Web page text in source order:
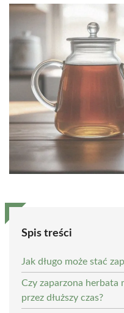
Spis treści
Jak długo może stać
Czy zaparzona herbata
przez dłuższy czas?